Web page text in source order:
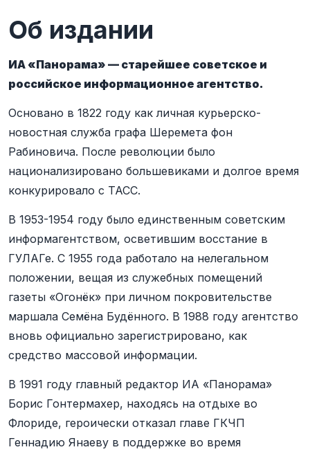
Об издании
ИА «Панорама» — старейшее советское и
российское информационное агентство.
Основано в 1822 году как личная курьерско-
новостная служба графа Шеремета фон
Рабиновича. После революции было
национализировано большевиками и долгое время
конкурировало с ТАСС.
В 1953-1954 году было единственным советским
информагентством, осветившим восстание в
ГУЛАГе. С 1955 года работало на нелегальном
положении, вещая из служебных помещений
газеты «Огонёк» при личном покровительстве
маршала Семёна Будённого. В 1988 году агентство
вновь официально зарегистрировано, как
средство массовой информации.
В 1991 году главный редактор ИА «Панорама»
Борис Гонтермахер, находясь на отдыхе во
Флориде, героически отказал главе ГКЧП
Геннадию Янаеву в поддержке во время